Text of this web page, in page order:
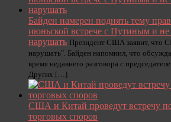
Байден намерен поднять тему
июньской встрече с Путиным и не
нарушать Президент США заявит, что
нарушать". Байден напомнил, что
время недавнего разговора с
Других […]
США и Китай проведут встречу
торговых споров